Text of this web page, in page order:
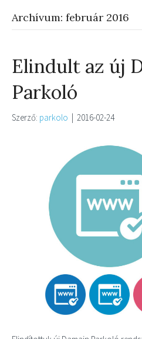
Archívum: február 2016
Elindult az új
Parkoló
Szerző: parkolo | 2016-02-24